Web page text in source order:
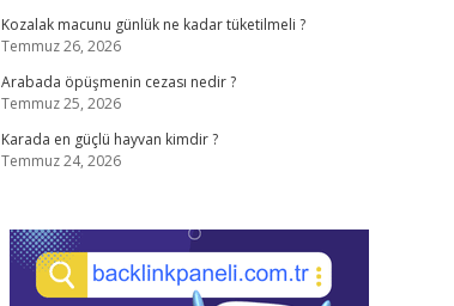
Kozalak macunu günlük ne kadar tüketilmeli ?
Temmuz 26, 2026
Arabada öpüşmenin cezası nedir ?
Temmuz 25, 2026
Karada en güçlü hayvan kimdir ?
Temmuz 24, 2026